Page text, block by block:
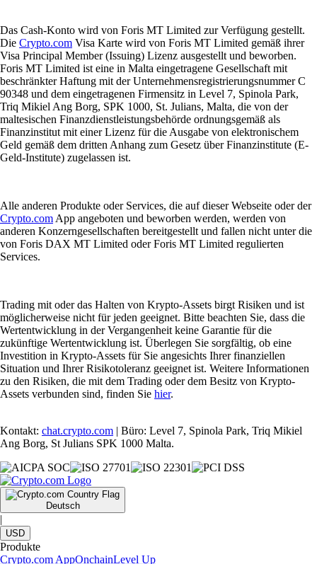
Das Cash-Konto wird von Foris MT Limited zur Verfügung gestellt.
Die Crypto.com Visa Karte wird von Foris MT Limited gemäß ihrer
Visa Principal Member (Issuing) Lizenz ausgestellt und beworben.
Foris MT Limited ist eine in Malta eingetragene Gesellschaft mit
beschränkter Haftung mit der Unternehmensregistrierungsnummer C
90348 und dem eingetragenen Firmensitz in Level 7, Spinola Park,
Triq Mikiel Ang Borg, SPK 1000, St. Julians, Malta, die von der
maltesischen Finanzdienstleistungsbehörde ordnungsgemäß als
Finanzinstitut mit einer Lizenz für die Ausgabe von elektronischem
Geld gemäß dem dritten Anhang zum Gesetz über Finanzinstitute (E-
Geld-Institute) zugelassen ist.
Alle anderen Produkte oder Services, die auf dieser Webseite oder der
Crypto.com App angeboten und beworben werden, werden von
anderen Konzerngesellschaften bereitgestellt und fallen nicht unter die
von Foris DAX MT Limited oder Foris MT Limited regulierten
Services.
Trading mit oder das Halten von Krypto-Assets birgt Risiken und ist
möglicherweise nicht für jeden geeignet. Bitte beachten Sie, dass die
Wertentwicklung in der Vergangenheit keine Garantie für die
zukünftige Wertentwicklung ist. Überlegen Sie sorgfältig, ob eine
Investition in Krypto-Assets für Sie angesichts Ihrer finanziellen
Situation und Ihrer Risikotoleranz geeignet ist. Weitere Informationen
zu den Risiken, die mit dem Trading oder dem Besitz von Krypto-
Assets verbunden sind, finden Sie hier.
Kontakt: chat.crypto.com | Büro: Level 7, Spinola Park, Triq Mikiel
Ang Borg, St Julians SPK 1000 Malta.
Deutsch
|
USD
Produkte
Crypto.com AppOnchainLevel Up